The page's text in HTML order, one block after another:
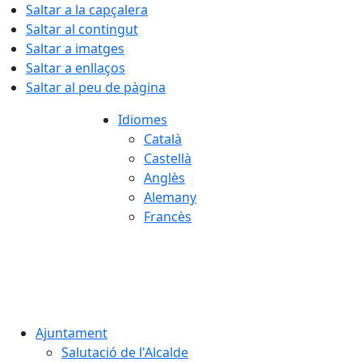
Saltar a la capçalera
Saltar al contingut
Saltar a imatges
Saltar a enllaços
Saltar al peu de pàgina
Idiomes
Català
Castellà
Anglès
Alemany
Francès
Ajuntament
Salutació de l'Alcalde